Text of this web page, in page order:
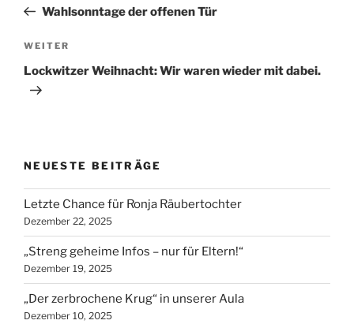
Beitrag
Wahlsonntage der offenen Tür
Nächster
Beitrag
WEITER
Lockwitzer Weihnacht: Wir waren wieder mit dabei.
NEUESTE BEITRÄGE
Letzte Chance für Ronja Räubertochter
Dezember 22, 2025
„Streng geheime Infos – nur für Eltern!“
Dezember 19, 2025
„Der zerbrochene Krug“ in unserer Aula
Dezember 10, 2025